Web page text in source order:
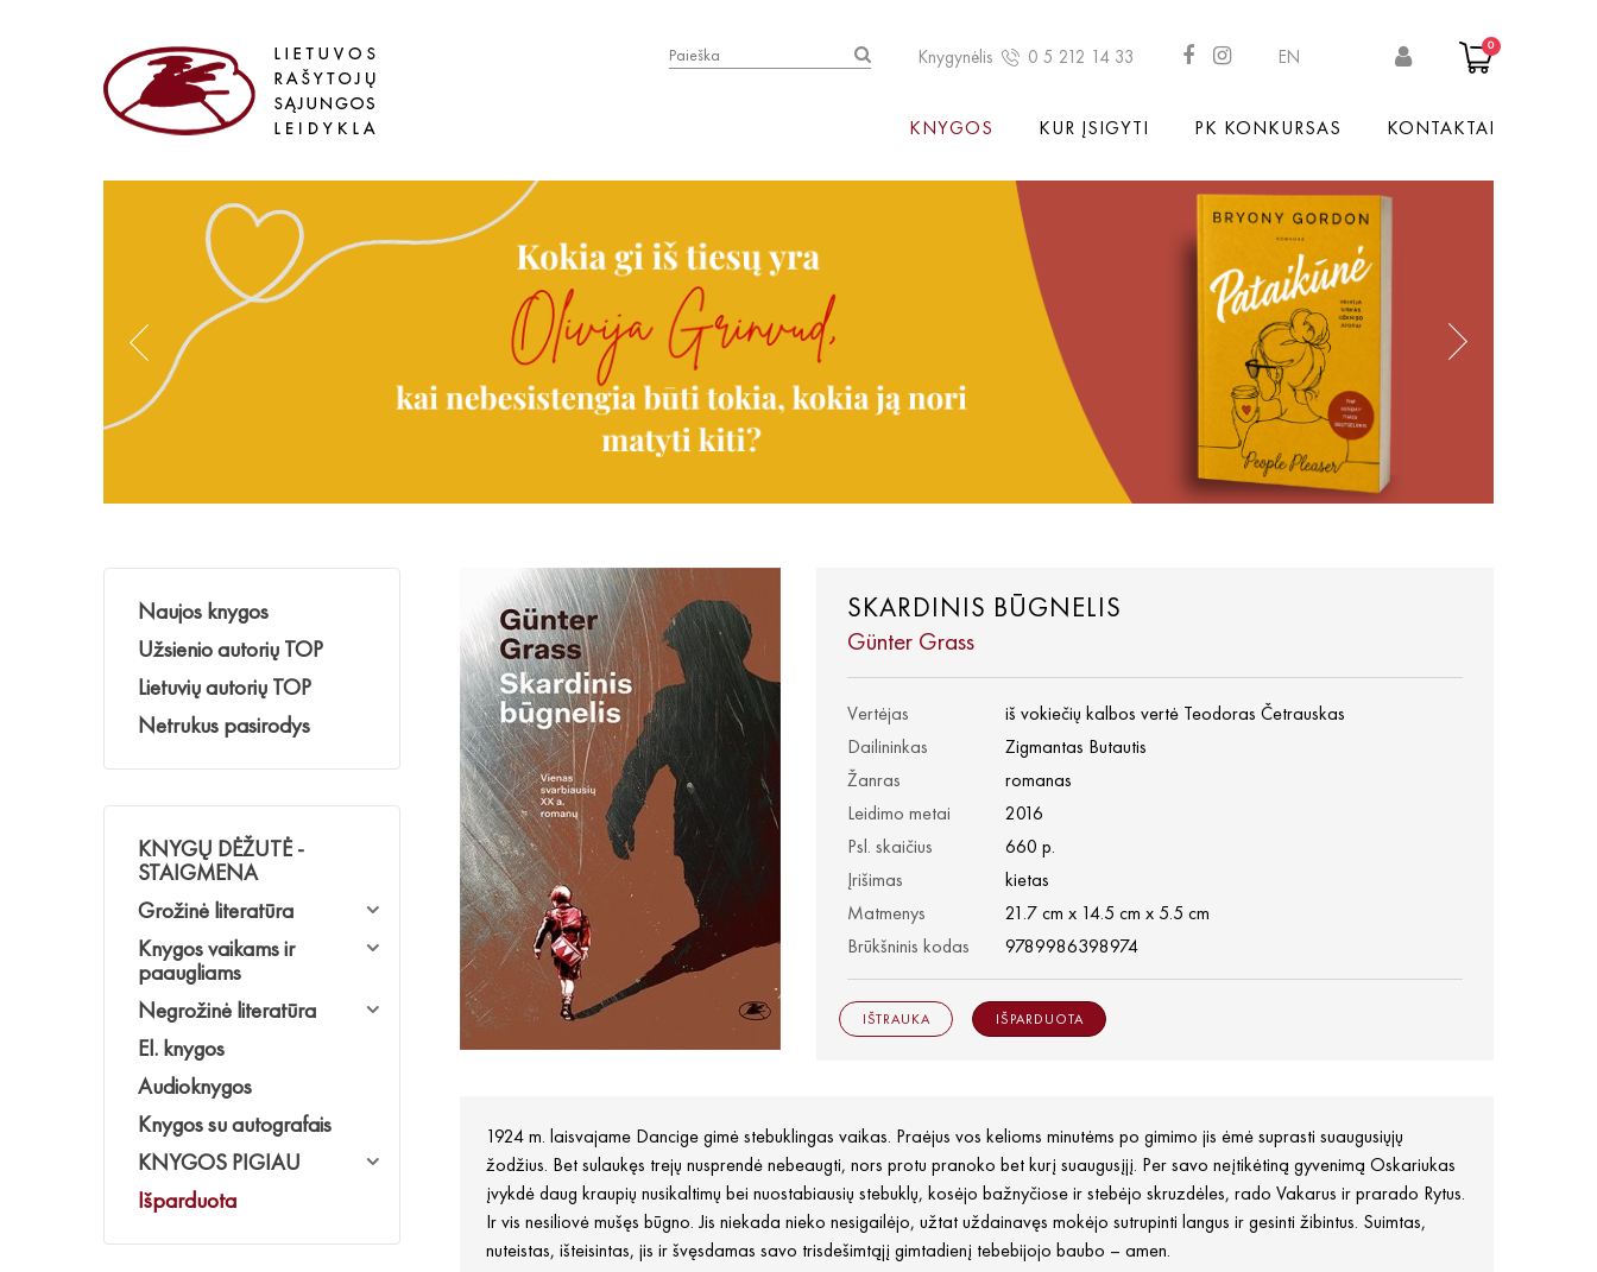
Knygynėlis 0 5 212 14 33 EN
0
KNYGOS KUR ĮSIGYTI PK KONKURSAS KONTAKTAI
Naujos knygos
Užsienio autorių TOP
Lietuvių autorių TOP
Netrukus pasirodys
KNYGŲ DĖŽUTĖ -
STAIGMENA
Grožinė literatūra
Knygos vaikams ir
paaugliams
Negrožinė literatūra
El. knygos
Audioknygos
Knygos su autografais
KNYGOS PIGIAU
Išparduota
SKARDINIS BŪGNELIS
Günter Grass
Vertėjas
iš vokiečių kalbos vertė Teodoras Četrauskas
Dailininkas
Zigmantas Butautis
Žanras
romanas
Leidimo metai
2016
Psl. skaičius
660 p.
Įrišimas
kietas
Matmenys
21.7 cm x 14.5 cm x 5.5 cm
Brūkšninis kodas
9789986398974
IŠTRAUKA IŠPARDUOTA
1924 m. laisvajame Dancige gimė stebuklingas vaikas. Praėjus vos kelioms minutėms po gimimo jis ėmė suprasti suaugusiųjų
žodžius. Bet sulaukęs trejų nusprendė nebeaugti, nors protu pranoko bet kurį suaugusįjį. Per savo neįtikėtiną gyvenimą Oskariukas
įvykdė daug kraupių nusikaltimų bei nuostabiausių stebuklų, kosėjo bažnyčiose ir stebėjo skruzdėles, rado Vakarus ir prarado Rytus.
Ir vis nesiliovė mušęs būgno. Jis niekada nieko nesigailėjo, užtat uždainavęs mokėjo sutrupinti langus ir gesinti žibintus. Suimtas,
nuteistas, išteisintas, jis ir švęsdamas savo trisdešimtąjį gimtadienį tebebijojo baubo – amen.